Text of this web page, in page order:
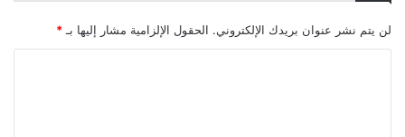
لن يتم نشر عنوان بريدك الإلكتروني. الحقول الإلزامية مشار إليها بـ *